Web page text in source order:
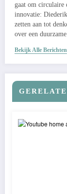
gaat om circulaire
innovatie:
zetten aan tot
over een
Bekijk Alle Berichten